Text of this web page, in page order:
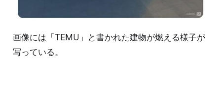
画像には「TEMU」と書かれた建物が燃える様子が
写っている。